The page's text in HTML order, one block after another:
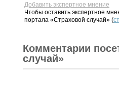
Добавить экспертное мнение
Чтобы оставить экспертное
портала «Страховой случай» (
Комментарии
случай»